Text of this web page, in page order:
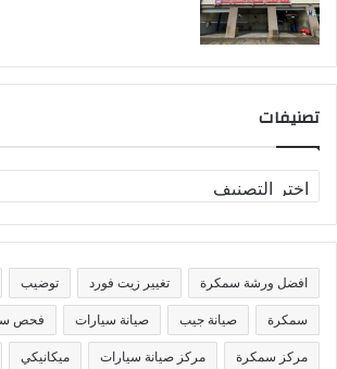
تصنيفات
ص
ن
ف
ا
افضل ورشة سمكرة تغيير زيت فورد توضيب
سمكرة صيانة جيب صيانة سيارات فحص
مركز سمكرة مركز صيانة سيارات ميكانيكي